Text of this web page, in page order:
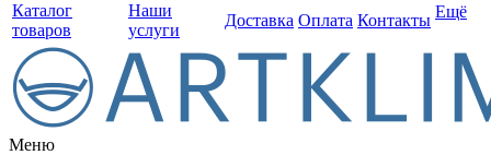
Каталог
товаров
Наши
услуги
Доставка Оплата Контакты Ещё
Меню